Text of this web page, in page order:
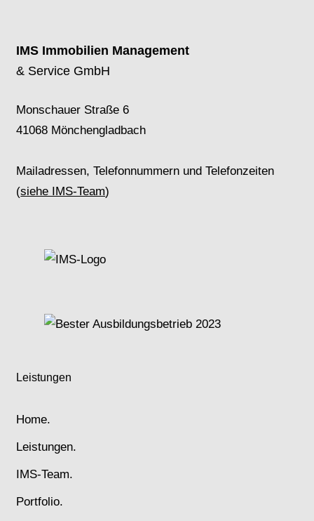
IMS Immobilien Management
& Service GmbH
Monschauer Straße 6
41068 Mönchengladbach
Mailadressen, Telefonnummern und Telefonzeiten
(siehe IMS-Team)
Leistungen
Home.
Leistungen.
IMS-Team.
Portfolio.